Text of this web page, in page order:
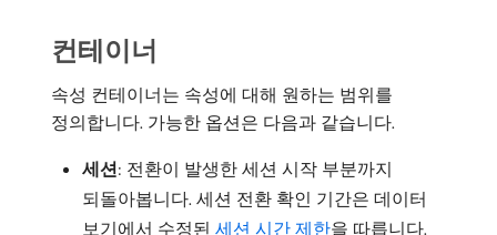
컨테이너
속성 컨테이너는 속성에 대해 원하는 범위를
정의합니다. 가능한 옵션은 다음과 같습니다.
세션: 전환이 발생한 세션 시작 부분까지
되돌아봅니다. 세션 전환 확인 기간은 데이터
보기에서 수정된 세션 시간 제한을 따릅니다.